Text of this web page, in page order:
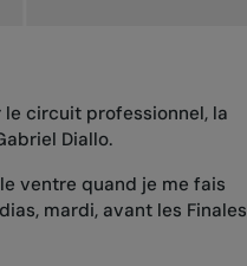
le circuit professionnel, la
Diallo.
ventre quand je me fais
mardi, avant les Finales